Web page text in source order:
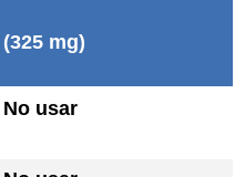
(325 mg)
No usar